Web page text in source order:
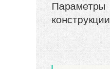
Параметры
конструкции